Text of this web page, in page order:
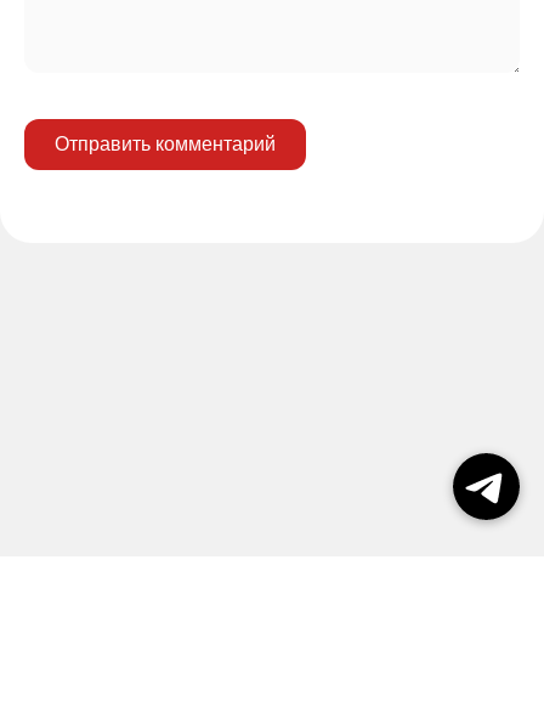
Отправить комментарий